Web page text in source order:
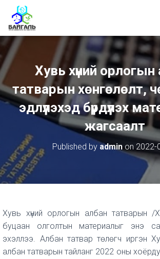
Хувь хүний орлогын
татварын хөнгөлөлт,
эдлүүлэхэд бүрдүүлэх
жагсаалт
Published by adminon 2022-
Хувь хүний орлогын албан татварын /
буцаан олголтын материалыг энэ
эхэллээ. Албан татвар төлөгч иргэн
албан татварын тайланг 2022 оны